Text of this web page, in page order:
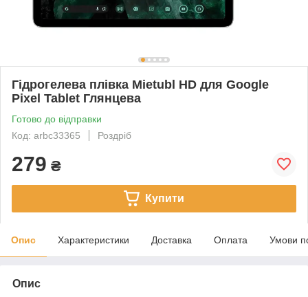
Гідрогелева плівка Mietubl HD для Google
Pixel Tablet Глянцева
Готово до відправки
Код: arbc33365
Роздріб
279 ₴
Купити
Опис Характеристики Доставка Оплата Умови
Опис